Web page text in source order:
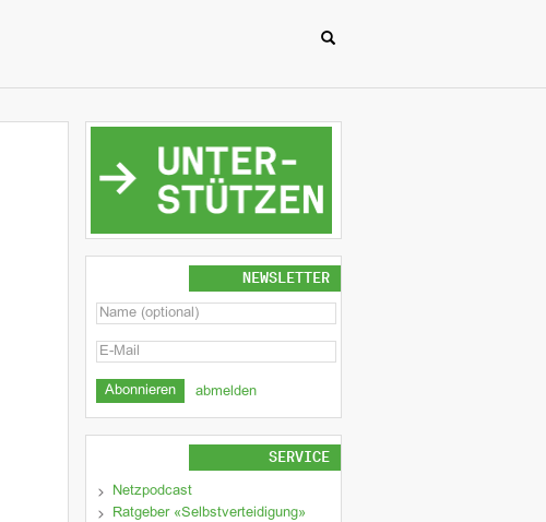
NEWSLETTER
abmelden
SERVICE
Netzpodcast
Ratgeber «Selbstverteidigung»